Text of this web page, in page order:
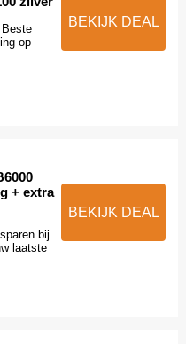
op
BEKIJK DEAL
+ extra
bij
laatste
BEKIJK DEAL